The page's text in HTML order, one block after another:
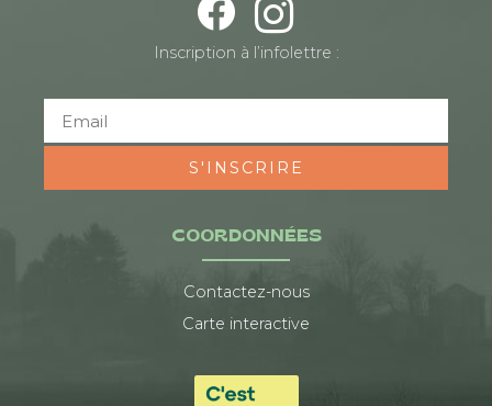
COORDONNÉES
Contactez-nous
Carte interactive
Inscription à l’infolettre :
S'INSCRIRE